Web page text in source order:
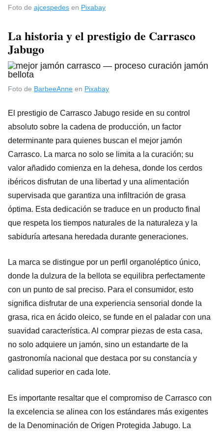
Foto de ajcespedes en Pixabay
La historia y el prestigio de Carrasco
Jabugo
Foto de BarbeeAnne en Pixabay
El prestigio de Carrasco Jabugo reside en su control
absoluto sobre la cadena de producción, un factor
determinante para quienes buscan el mejor jamón
Carrasco. La marca no solo se limita a la curación; su
valor añadido comienza en la dehesa, donde los cerdos
ibéricos disfrutan de una libertad y una alimentación
supervisada que garantiza una infiltración de grasa
óptima. Esta dedicación se traduce en un producto final
que respeta los tiempos naturales de la naturaleza y la
sabiduría artesana heredada durante generaciones.
La marca se distingue por un perfil organoléptico único,
donde la dulzura de la bellota se equilibra perfectamente
con un punto de sal preciso. Para el consumidor, esto
significa disfrutar de una experiencia sensorial donde la
grasa, rica en ácido oleico, se funde en el paladar con una
suavidad característica. Al comprar piezas de esta casa,
no solo adquiere un jamón, sino un estandarte de la
gastronomía nacional que destaca por su constancia y
calidad superior en cada lote.
Es importante resaltar que el compromiso de Carrasco con
la excelencia se alinea con los estándares más exigentes
de la Denominación de Origen Protegida Jabugo. La